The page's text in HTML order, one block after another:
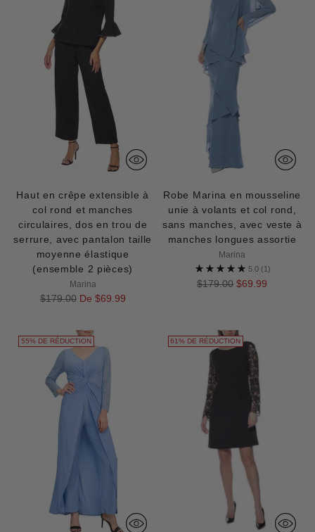
Haut en crêpe extensible à
col rond et manches
circulaires, dos en trou de
serrure, avec pantalon taille
moyenne élastique
(ensemble 2 pièces)
Marina
Prix
$179.00 De $69.99
Robe Marina en mousseline
unie à volants et col rond,
sans manches, avec veste à
manches longues assortie
Marina
5.0 (1)
Prix
$179.00 $69.99
55% DE RÉDUCTION 61% DE RÉDUCTION